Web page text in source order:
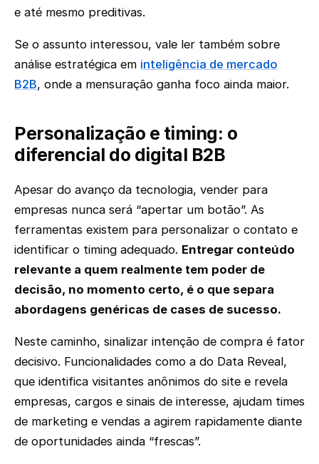
e até mesmo preditivas.
Se o assunto interessou, vale ler também sobre
análise estratégica em inteligência de mercado
B2B, onde a mensuração ganha foco ainda maior.
Personalização e timing: o
diferencial do digital B2B
Apesar do avanço da tecnologia, vender para
empresas nunca será “apertar um botão”. As
ferramentas existem para personalizar o contato e
identificar o timing adequado. Entregar conteúdo
relevante a quem realmente tem poder de
decisão, no momento certo, é o que separa
abordagens genéricas de cases de sucesso.
Neste caminho, sinalizar intenção de compra é fator
decisivo. Funcionalidades como a do Data Reveal,
que identifica visitantes anônimos do site e revela
empresas, cargos e sinais de interesse, ajudam times
de marketing e vendas a agirem rapidamente diante
de oportunidades ainda “frescas”.